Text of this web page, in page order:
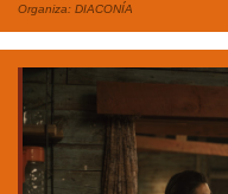
Organiza: DIACONÍA